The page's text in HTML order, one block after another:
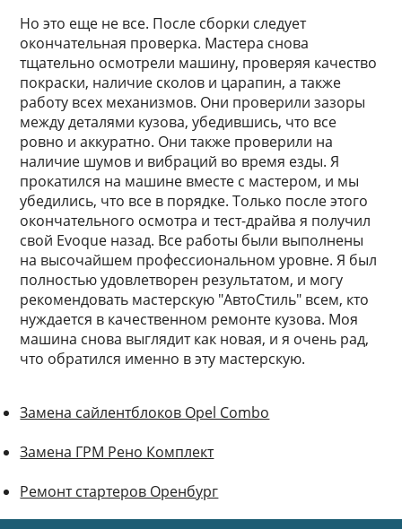
Но это еще не все. После сборки следует
окончательная проверка. Мастера снова
тщательно осмотрели машину, проверяя качество
покраски, наличие сколов и царапин, а также
работу всех механизмов. Они проверили зазоры
между деталями кузова, убедившись, что все
ровно и аккуратно. Они также проверили на
наличие шумов и вибраций во время езды. Я
прокатился на машине вместе с мастером, и мы
убедились, что все в порядке. Только после этого
окончательного осмотра и тест-драйва я получил
свой Evoque назад. Все работы были выполнены
на высочайшем профессиональном уровне. Я был
полностью удовлетворен результатом, и могу
рекомендовать мастерскую "АвтоСтиль" всем, кто
нуждается в качественном ремонте кузова. Моя
машина снова выглядит как новая, и я очень рад,
что обратился именно в эту мастерскую.
Замена сайлентблоков Opel Combo
Замена ГРМ Рено Комплект
Ремонт стартеров Оренбург